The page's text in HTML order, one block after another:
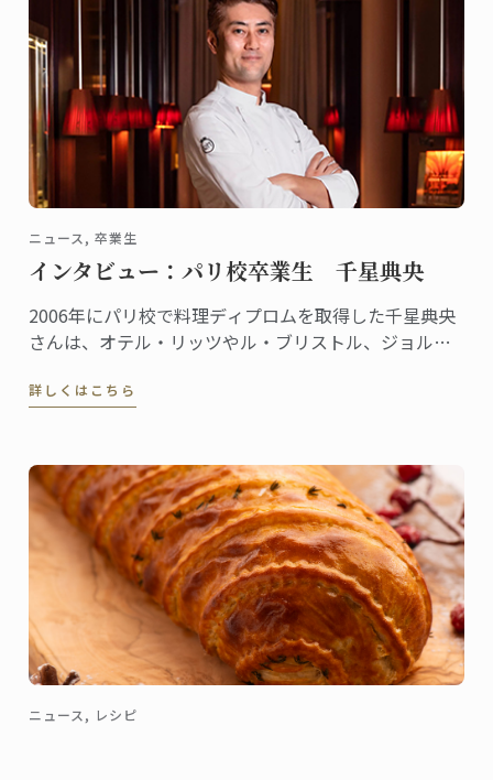
ニュース, 卒業生
インタビュー：パリ校卒業生 千星典央
2006年にパリ校で料理ディプロムを取得した千星典央
さんは、オテル・リッツやル・ブリストル、ジョルジ
の高級リゾート、ヘビチホテル＆リゾートのエグゼク
詳しくはこちら
ニュース, レシピ